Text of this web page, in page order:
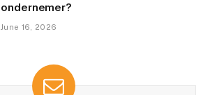
ondernemer?
June 16, 2026